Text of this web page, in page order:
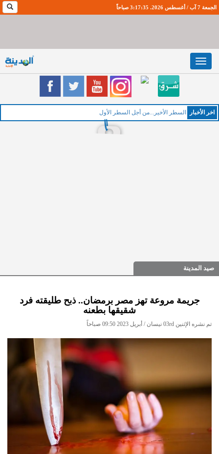
الجمعة 7 آب / أغسطس 2026. 3:17:36 صباحاً
Toggle
navigation
اخر اﻷخبار السطر الأخير...من أجل السطر الأول
صيد المدينة
جريمة مروعة تهز مصر برمضان.. ذبح طليقته فرد
شقيقها بطعنه
تم نشره الإثنين 03rd نيسان / أبريل 2023 09:50 صباحاً